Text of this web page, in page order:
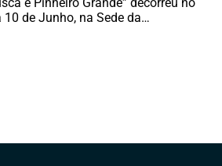
de Junho, na Sede da…